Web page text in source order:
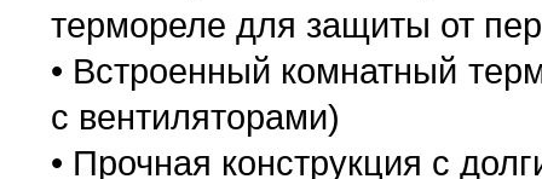
термореле для защиты от
• Встроенный комнатный
с вентиляторами)
• Прочная конструкция с